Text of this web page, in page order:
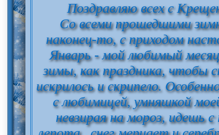
Поздравляю всех с
Со всеми прошедшими
наконец-то, с приходом
Январь - мой любимый
зимы, как праздника, чтобы
искрилось и скрипело.
с любимицей, умняшкой
невзирая на мороз, идешь